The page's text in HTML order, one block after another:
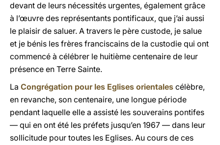
devant de leurs nécessités urgentes, également grâce
à l’œuvre des représentants pontificaux, que j’ai aussi
le plaisir de saluer. A travers le père custode, je salue
et je bénis les frères franciscains de la custodie qui ont
commencé à célébrer le huitième centenaire de leur
présence en Terre Sainte.
La Congrégation pour les Eglises orientales célèbre,
en revanche, son centenaire, une longue période
pendant laquelle elle a assisté les souverains pontifes
— qui en ont été les préfets jusqu’en 1967 — dans leur
sollicitude pour toutes les Eglises. Au cours de ces